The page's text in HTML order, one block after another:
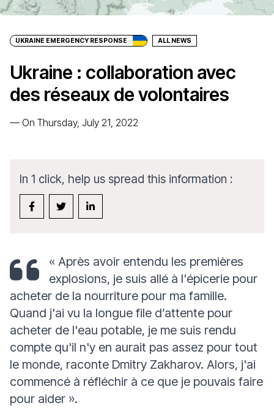
UKRAINE EMERGENCY RESPONSE ALL NEWS
Ukraine : collaboration avec
des réseaux de volontaires
— On Thursday, July 21, 2022
In 1 click, help us spread this information :
« Après avoir entendu les premières
explosions, je suis allé à l'épicerie pour
acheter de la nourriture pour ma famille.
Quand j'ai vu la longue file d’attente pour
acheter de l'eau potable, je me suis rendu
compte qu'il n'y en aurait pas assez pour tout
le monde, raconte Dmitry Zakharov. Alors, j'ai
commencé à réfléchir à ce que je pouvais faire
pour aider ».